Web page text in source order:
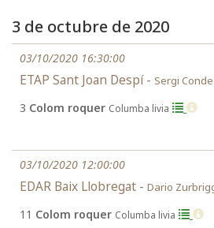
3 de octubre de 2020
03/10/2020 16:30:00
ETAP Sant Joan Despí - Sergi
3 Colom roquer Columba livia
03/10/2020 12:00:00
EDAR Baix Llobregat - Dario
11 Colom roquer Columba livia